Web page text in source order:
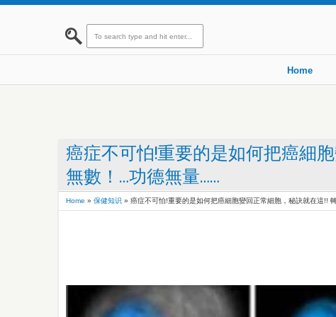
Home
癌症不可怕!重要的是如何把癌細
無數！…功德無量……
Home » 保健知识 » 癌症不可怕!重要的是如何把癌細胞變回正常細胞，秘訣就在這!!